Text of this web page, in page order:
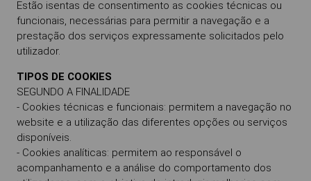
Estão isentas de consentimento as cookies técnicas ou
funcionais, necessárias para permitir a navegação e a
prestação dos serviços expressamente solicitados pelo
utilizador.
TIPOS DE COOKIES
SEGUNDO A FINALIDADE
- Cookies técnicas e funcionais: permitem a navegação no
website e a utilização das diferentes opções ou serviços
disponíveis.
- Cookies analíticas: permitem ao responsável o
acompanhamento e a análise do comportamento dos